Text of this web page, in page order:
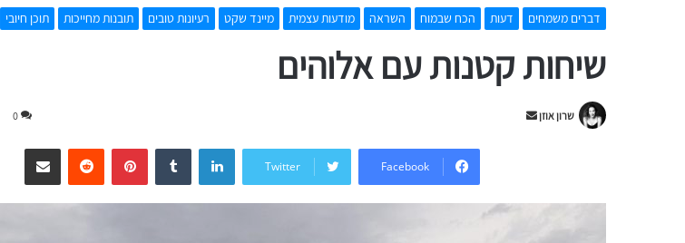
דברים משמחים דעות הכח שבמוח השראה מודעות עצמית מיינד שקט רעיונות טובים תובנות מחייכות תוכן חיובי
שיחות קטנות עם אלוהים
שרון אוזן
Send
0
Facebook
Twitter
LinkedIn
Tumblr
Pinterest
Redditשיתוף דרך המייל